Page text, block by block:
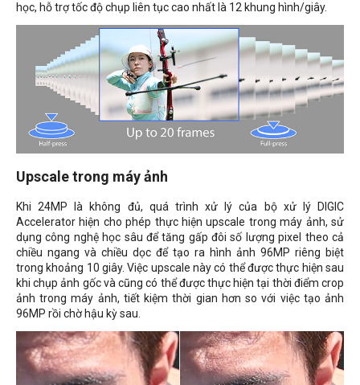
học, hỗ trợ tốc độ chụp liên tục cao nhất là 12 khung hình/giây.
Upscale trong máy ảnh
Khi 24MP là không đủ, quá trình xử lý của bộ xử lý DIGIC
Accelerator hiện cho phép thực hiện upscale trong máy ảnh, sử
dụng công nghệ học sâu để tăng gấp đôi số lượng pixel theo cả
chiều ngang và chiều dọc để tạo ra hình ảnh 96MP riêng biệt
trong khoảng 10 giây. Việc upscale này có thể được thực hiện sau
khi chụp ảnh gốc và cũng có thể được thực hiện tại thời điểm crop
ảnh trong máy ảnh, tiết kiệm thời gian hơn so với việc tạo ảnh
96MP rồi chờ hậu kỳ sau.